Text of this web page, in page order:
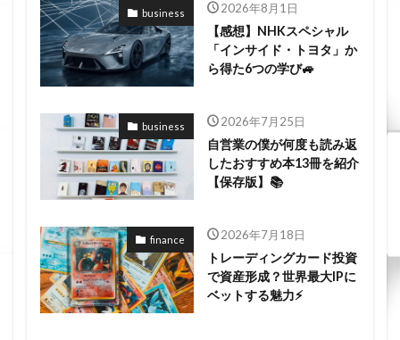
business 2026年8月1日
【感想】NHKスペシャル
「インサイド・トヨタ」か
ら得た6つの学び🚙
business 2026年7月25日
自営業の僕が何度も読み返
したおすすめ本13冊を紹介
【保存版】📚
finance 2026年7月18日
トレーディングカード投資
で資産形成？世界最大IPに
ベットする魅力⚡